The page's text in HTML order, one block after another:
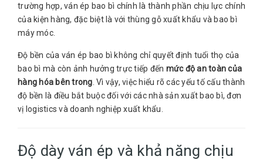
trường hợp, ván ép bao bì chính là thành phần chịu lực chính
của kiện hàng, đặc biệt là với thùng gỗ xuất khẩu và bao bì
máy móc.
Độ bền của ván ép bao bì không chỉ quyết định tuổi thọ của
bao bì mà còn ảnh hưởng trực tiếp đến mức độ an toàn của
hàng hóa bên trong . Vì vậy, việc hiểu rõ các yếu tố cấu thành
độ bền là điều bắt buộc đối với các nhà sản xuất bao bì, đơn
vị logistics và doanh nghiệp xuất khẩu.
Độ dày ván ép và khả năng chịu